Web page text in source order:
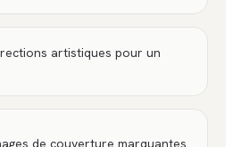
artistiques pour un
de couverture marquantes